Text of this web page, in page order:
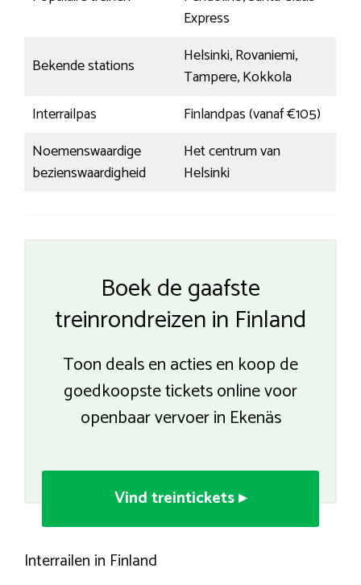
Express
Bekende stations
Helsinki, Rovaniemi,
Tampere, Kokkola
Interrailpas
Finlandpas (vanaf €105)
Noemenswaardige
bezienswaardigheid
Het centrum van
Helsinki
Boek de gaafste
treinrondreizen in Finland
Toon deals en acties en koop de
goedkoopste tickets online voor
openbaar vervoer in Ekenäs
Vind treintickets ▸
Interrailen in Finland